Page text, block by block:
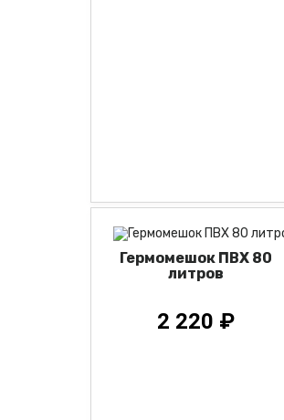
Гермомешок ПВХ 80
литров
2 220 ₽